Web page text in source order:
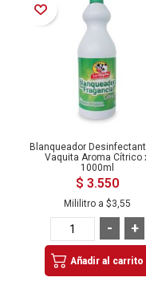
Añadir a la Lista de Deseos
Blanqueador
Vaquita Aroma Cítrico
1000ml
$ 3.550
Mililitro a $3,55
+
-
Añadir al carrito